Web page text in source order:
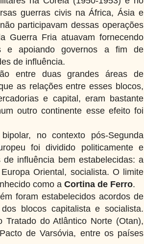
guerras civis na África, Ásia e
participavam dessas operações
Guerra Fria atuavam fornecendo
e apoiando governos a fim de
de influência.
entre duas grandes áreas de
as relações entre esses blocos,
e capital, eram bastante
outro continente esse efeito foi
no contexto pós-Segunda
foi dividido politicamente e
influência bem estabelecidas: a
Oriental, socialista. O limite
como a Cortina de Ferro.
foram estabelecidos acordos de
blocos capitalista e socialista.
Tratado do Atlântico Norte (Otan),
de Varsóvia, entre os países